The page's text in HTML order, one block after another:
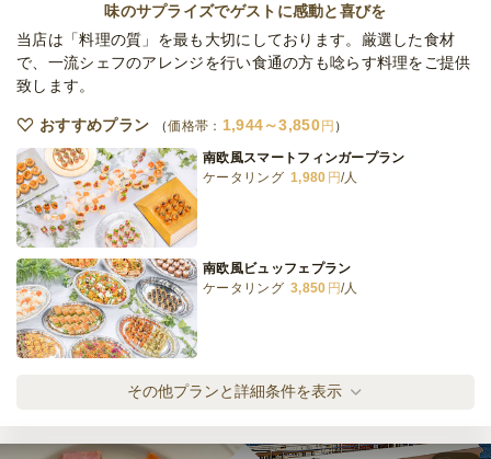
オードブル
1,200円/人
オードブル
1,200円
オードブル
※定休日を除く営業日換算
最低ご注文金額 50,000円
味のサプライズでゲストに感動と喜びを
当店は「料理の質」を最も大切にしております。厳選した食材
で、一流シェフのアレンジを行い食通の方も唸らす料理をご提供
致します。
おすすめプラン 価格帯： 1,944～3,850円
南欧風スマートフィンガープラン
ケータリング 1,980 円/人
南欧風ビュッフェプラン
ケータリング 3,850 円/人
ケータリング 3,850円/人
その他プランと詳細条件を表示